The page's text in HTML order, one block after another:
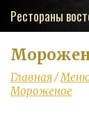
Рестораны
Главная/
Мороженое